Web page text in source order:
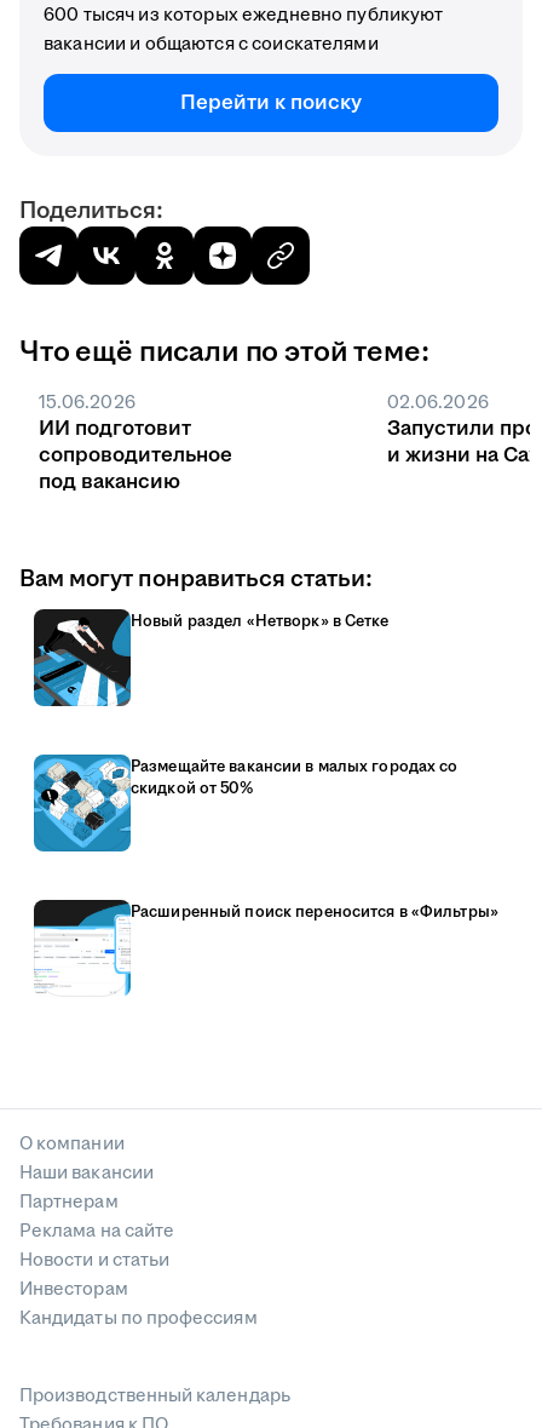
600 тысяч из которых ежедневно публикуют
вакансии и общаются с соискателями
Перейти к поиску
Поделиться:
Что ещё писали по этой теме:
15.06.2026
ИИ подготовит
сопроводительное
под вакансию
02.06.2026
Запустили
и жизни на
Вам могут понравиться статьи:
Новый раздел «Нетворк» в Сетке
Размещайте вакансии в малых городах со
скидкой от 50%
Расширенный поиск переносится в «Фильтры»
О компании
Наши вакансии
Партнерам
Реклама на сайте
Новости и статьи
Инвесторам
Кандидаты по профессиям
Производственный календарь